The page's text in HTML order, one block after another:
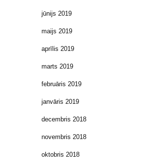
jūnijs 2019
maijs 2019
aprīlis 2019
marts 2019
februāris 2019
janvāris 2019
decembris 2018
novembris 2018
oktobris 2018